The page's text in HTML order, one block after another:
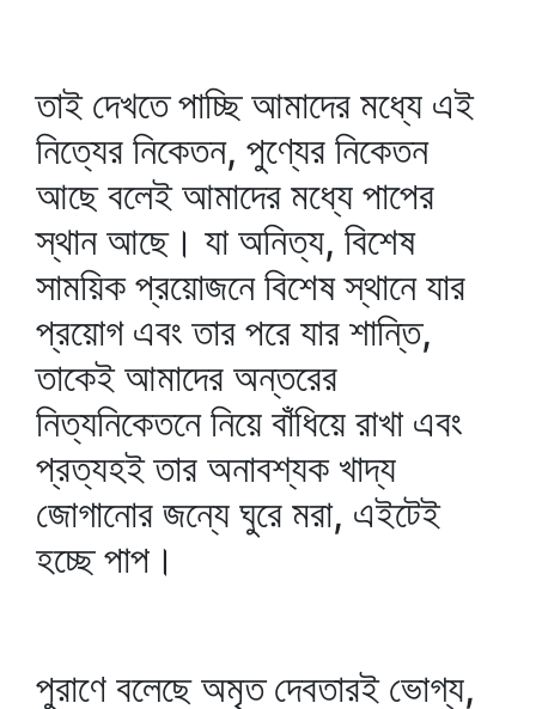
তাই দেখতে পাচ্ছি আমাদের মধ্যে এই
নিত্যের নিকেতন, পুণ্যের নিকেতন
আছে বলেই আমাদের মধ্যে পাপের
স্থান আছে। যা অনিত্য, বিশেষ
সাময়িক প্রয়োজনে বিশেষ স্থানে যার
প্রয়োগ এবং তার পরে যার শান্তি,
তাকেই আমাদের অন্তরের
নিত্যনিকেতনে নিয়ে বাঁধিয়ে রাখা এবং
প্রত্যহই তার অনাবশ্যক খাদ্য
জোগানোর জন্যে ঘুরে মরা, এইটেই
হচ্ছে পাপ।
পুরাণে বলেছে অমৃত দেবতারই ভোগ্য,